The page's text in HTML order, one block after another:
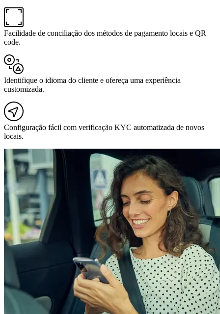
Facilidade de conciliação dos métodos de pagamento locais e QR
code.
Identifique o idioma do cliente e ofereça uma experiência
customizada.
Configuração fácil com verificação KYC automatizada de novos
locais.